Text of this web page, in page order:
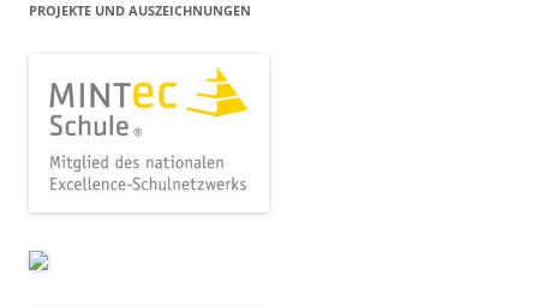
PROJEKTE UND AUSZEICHNUNGEN